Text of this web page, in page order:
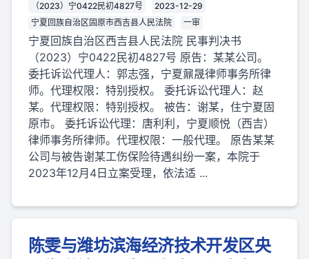
（2023）宁0422民初4827号
2023-12-29
宁夏回族自治区固原市西吉县人民法院
一审
宁夏回族自治区西吉县人民法院 民事判决书
（2023）宁0422民初4827号 原告：某某公司。
委托诉讼代理人：郭志强，宁夏鼐晟律师事务所律
师。代理权限：特别授权。 委托诉讼代理人：赵
某。代理权限：特别授权。 被告：谢某，住宁夏固
原市。 委托诉讼代理：唐利利，宁夏顺悦（西吉）
律师事务所律师。代理权限：一般代理。 原告某某
公司与被告谢某工伤保险待遇纠纷一案，本院于
2023年12月4日立案受理，依法适 ...
陈雯与潍坊滨海经济技术开发区央